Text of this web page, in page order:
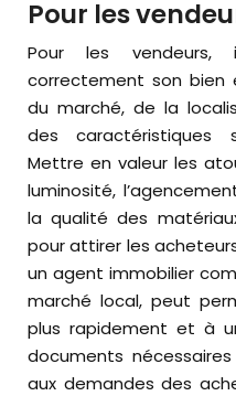
Pour les
Pour les vendeurs,
correctement son
du marché, de la
des caractéristiques
Mettre en valeur les
luminosité,
la qualité des
pour attirer les
un agent immobilier
marché local, peut
plus rapidement et à
documents
aux demandes des